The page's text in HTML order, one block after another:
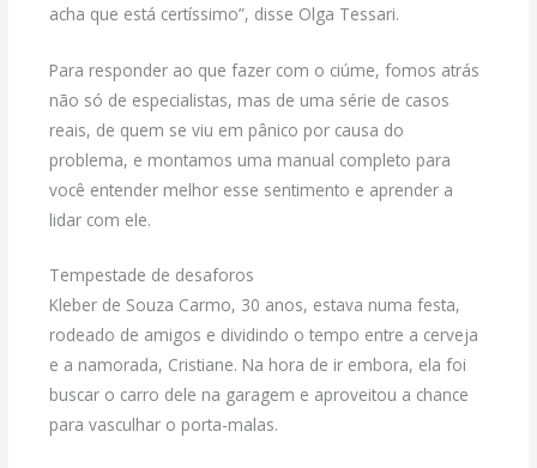
acha que está certíssimo”, disse Olga Tessari.
Para responder ao que fazer com o ciúme, fomos atrás
não só de especialistas, mas de uma série de casos
reais, de quem se viu em pânico por causa do
problema, e montamos uma manual completo para
você entender melhor esse sentimento e aprender a
lidar com ele.
Tempestade de desaforos
Kleber de Souza Carmo, 30 anos, estava numa festa,
rodeado de amigos e dividindo o tempo entre a cerveja
e a namorada, Cristiane. Na hora de ir embora, ela foi
buscar o carro dele na garagem e aproveitou a chance
para vasculhar o porta-malas.